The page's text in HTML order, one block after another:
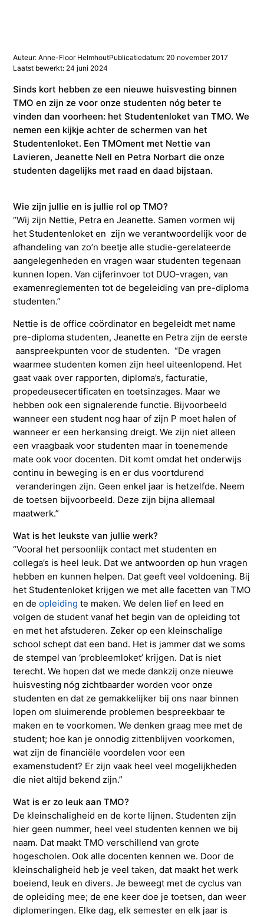
INretail Entrepreneur Award
Studiefinanciering
Algemene voorwaarden
Op kamers in Doorn
Studentenvereniging
Doorstromen van MBO naar HBO
DevelopmentLAB
Contactpersonen
Studieadvisering
Algemene voorwaarden
Op kamers in Doorn
Studentenvereniging
Doorstromen van MBO naar HBO | Ad
Let’s stay in touch
Vacatures in fashion
Werken bij TMO
Stagebedrijven
Samenwerkingspartners
Contact
Mijn TMO
Auteur: Anne-Floor HelmhoutPublicatiedatum: 20 november 2017
Laatst bewerkt: 24 juni 2024
Sinds kort hebben ze een nieuwe huisvesting binnen
TMO en zijn ze voor onze studenten nóg beter te
vinden dan voorheen: het Studentenloket van TMO. We
nemen een kijkje achter de schermen van het
Studentenloket. Een TMOment met Nettie van
Lavieren, Jeanette Nell en Petra Norbart die onze
studenten dagelijks met raad en daad bijstaan.
Wie zijn jullie en is jullie rol op TMO?
“Wij zijn Nettie, Petra en Jeanette. Samen vormen wij
het Studentenloket en zijn we verantwoordelijk voor de
afhandeling van zo’n beetje alle studie-gerelateerde
aangelegenheden en vragen waar studenten tegenaan
kunnen lopen. Van cijferinvoer tot DUO-vragen, van
examenreglementen tot de begeleiding van pre-diploma
studenten.”
Nettie is de office coördinator en begeleidt met name
pre-diploma studenten, Jeanette en Petra zijn de eerste
aanspreekpunten voor de studenten. “De vragen
waarmee studenten komen zijn heel uiteenlopend. Het
gaat vaak over rapporten, diploma’s, facturatie,
propedeusecertificaten en toetsinzages. Maar we
hebben ook een signalerende functie. Bijvoorbeeld
wanneer een student nog haar of zijn P moet halen of
wanneer er een herkansing dreigt. We zijn niet alleen
een vraagbaak voor studenten maar in toenemende
mate ook voor docenten. Dit komt omdat het onderwijs
continu in beweging is en er dus voortdurend
veranderingen zijn. Geen enkel jaar is hetzelfde. Neem
de toetsen bijvoorbeeld. Deze zijn bijna allemaal
maatwerk.”
Wat is het leukste van jullie werk?
“Vooral het persoonlijk contact met studenten en
collega’s is heel leuk. Dat we antwoorden op hun vragen
hebben en kunnen helpen. Dat geeft veel voldoening. Bij
het Studentenloket krijgen we met alle facetten van TMO
en deopleiding te maken. We delen lief en leed en
volgen de student vanaf het begin van de opleiding tot
en met het afstuderen. Zeker op een kleinschalige
school schept dat een band. Het is jammer dat we soms
de stempel van ‘probleemloket’ krijgen. Dat is niet
terecht. We hopen dat we mede dankzij onze nieuwe
huisvesting nóg zichtbaarder worden voor onze
studenten en dat ze gemakkelijker bij ons naar binnen
lopen om sluimerende problemen bespreekbaar te
maken en te voorkomen. We denken graag mee met de
student; hoe kan je onnodig zittenblijven voorkomen,
wat zijn de financiële voordelen voor een
examenstudent? Er zijn vaak heel veel mogelijkheden
die niet altijd bekend zijn.”
Wat is er zo leuk aan TMO?
De kleinschaligheid en de korte lijnen. Studenten zijn
hier geen nummer, heel veel studenten kennen we bij
naam. Dat maakt TMO verschillend van grote
hogescholen. Ook alle docenten kennen we. Door de
kleinschaligheid heb je veel taken, dat maakt het werk
boeiend, leuk en divers. Je beweegt met de cyclus van
de opleiding mee; de ene keer doe je toetsen, dan weer
diplomeringen. Elke dag, elk semester en elk jaar is